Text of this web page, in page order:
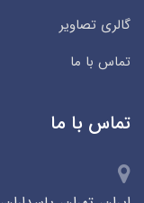
گالری تصاویر
تماس با ما
تماس با ما